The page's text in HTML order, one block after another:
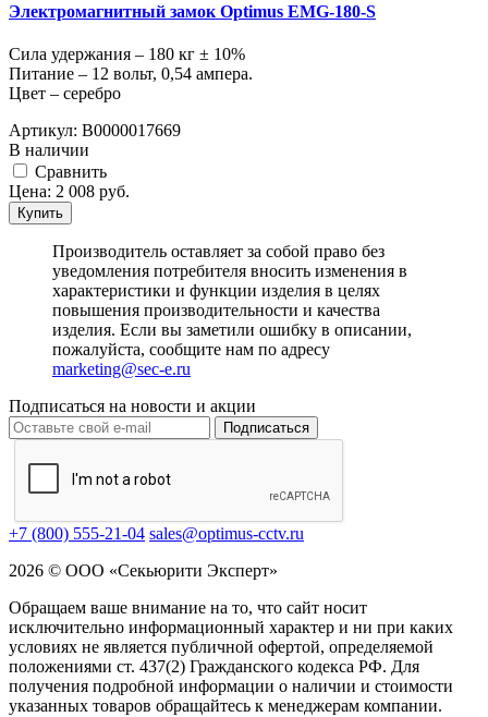
Электромагнитный замок Optimus EMG-180-S
Сила удержания – 180 кг ± 10%
Питание – 12 вольт, 0,54 ампера.
Цвет – серебро
Артикул: В0000017669
В наличии
Cравнить
Цена: 2 008 руб.
Купить
Производитель оставляет за собой право без
уведомления потребителя вносить изменения в
характеристики и функции изделия в целях
повышения производительности и качества
изделия. Если вы заметили ошибку в описании,
пожалуйста, сообщите нам по адресу
marketing@sec-e.ru
Подписаться на новости и акции
Подписаться
+7 (800) 555-21-04 sales@optimus-cctv.ru
2026 © ООО «Секьюрити Эксперт»
Обращаем ваше внимание на то, что сайт носит
исключительно информационный характер и ни при каких
условиях не является публичной офертой, определяемой
положениями ст. 437(2) Гражданского кодекса РФ. Для
получения подробной информации о наличии и стоимости
указанных товаров обращайтесь к менеджерам компании.